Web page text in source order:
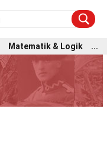
Matematik & Logik
...